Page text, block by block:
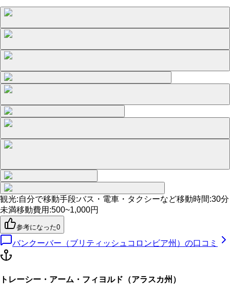
観光:自分で移動手段:バス・電車・タクシーなど移動時間:30分
未満移動費用 :500~1,000円
参考になった0
バンクーバー（ブリティッシュコロンビア州） の口コミ
トレーシー・アーム・フィヨルド（アラスカ州）